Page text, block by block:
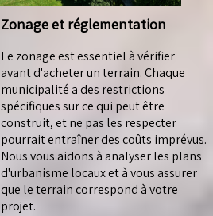
Zonage et réglementation
Le zonage est essentiel à vérifier
avant d'acheter un terrain. Chaque
municipalité a des restrictions
spécifiques sur ce qui peut être
construit, et ne pas les respecter
pourrait entraîner des coûts imprévus.
Nous vous aidons à analyser les plans
d'urbanisme locaux et à vous assurer
que le terrain correspond à votre
projet.